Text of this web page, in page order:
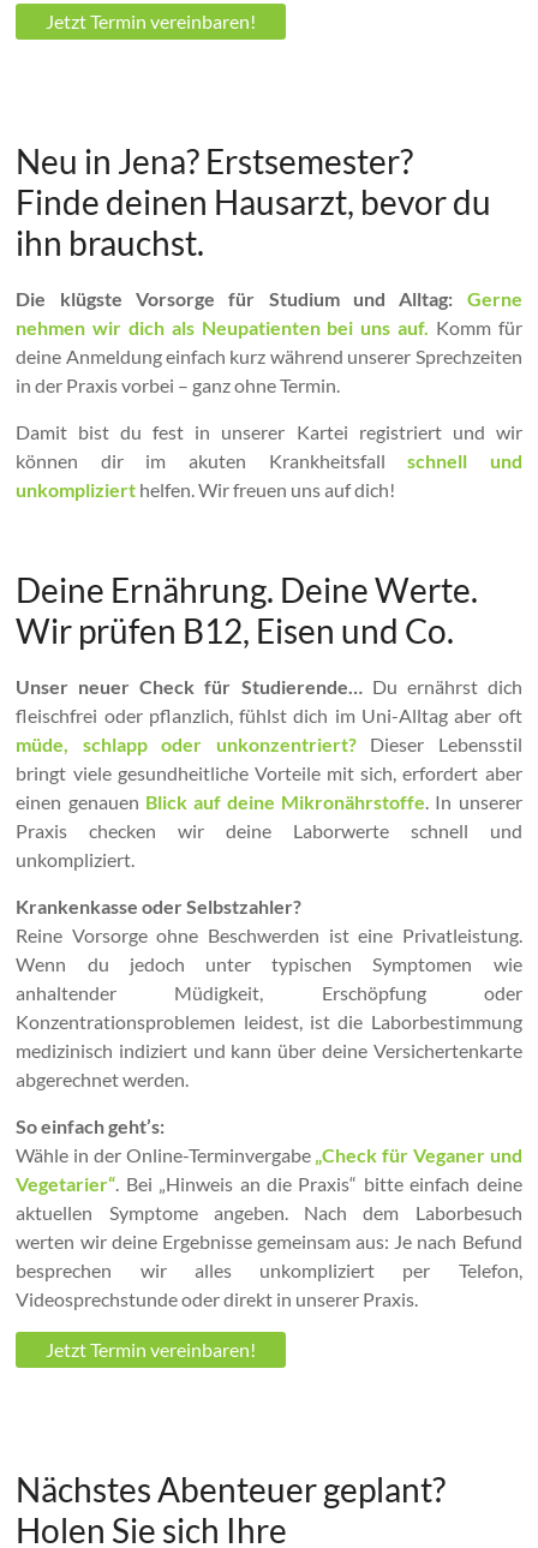
Jetzt Termin vereinbaren!
Neu in Jena? Erstsemester?
Finde deinen Hausarzt, bevor du
ihn brauchst.
Die klügste Vorsorge für Studium und Alltag:
Gerne
nehmen wir dich als Neupatienten bei uns auf. Komm für
deine Anmeldung einfach kurz während unserer Sprechzeiten
in der Praxis vorbei – ganz ohne Termin.
Damit bist du fest in unserer Kartei registriert und wir
können dir im akuten Krankheitsfallschnell und
unkompliziert helfen. Wir freuen uns auf dich!
Deine Ernährung. Deine Werte.
Wir prüfen B12, Eisen und Co.
Unser neuer Check für Studierende…Du ernährst dich
fleischfrei oder pflanzlich, fühlst dich im Uni-Alltag aber oft
müde, schlapp oder unkonzentriert?Dieser Lebensstil
bringt viele gesundheitliche Vorteile mit sich, erfordert aber
einen genauen Blick auf deine Mikronährstoffe. In unserer
Praxis checken wir deine Laborwerte schnell und
unkompliziert.
Krankenkasse oder Selbstzahler?
Reine Vorsorge ohne Beschwerden ist eine Privatleistung.
Wenn du jedoch unter typischen Symptomen wie
anhaltender Müdigkeit, Erschöpfung oder
Konzentrationsproblemen leidest, ist die Laborbestimmung
medizinisch indiziert und kann über deine Versichertenkarte
abgerechnet werden.
So einfach geht’s:
Wähle in der Online-Terminvergabe „Check für Veganer und
Vegetarier“. Bei „Hinweis an die Praxis“ bitte einfach deine
aktuellen Symptome angeben. Nach dem Laborbesuch
werten wir deine Ergebnisse gemeinsam aus: Je nach Befund
besprechen wir alles unkompliziert per Telefon,
Videosprechstunde oder direkt in unserer Praxis.
Jetzt Termin vereinbaren!
Nächstes Abenteuer geplant?
Holen Sie sich Ihre